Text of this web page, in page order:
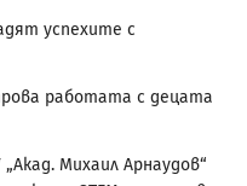
успехите с
работата с децата
Михаил Арнаудов“